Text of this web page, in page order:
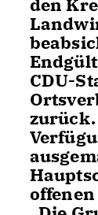
CDU-
zurück.